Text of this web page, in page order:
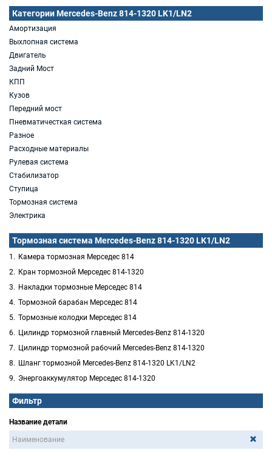
Категории Mercedes-Benz 814-1320 LK1/LN2
Амортизация
Выхлопная система
Двигатель
Задний Мост
КПП
Кузов
Передний мост
Пневматичесткая система
Разное
Расходные материалы
Рулевая система
Стабилизатор
Ступица
Тормозная система
Электрика
Тормозная система Mercedes-Benz 814-1320 LK1/LN2
Камера тормозная Мерседес 814
Кран тормозной Мерседес 814-1320
Накладки тормозные Мерседес 814
Тормозной барабан Мерседес 814
Тормозные колодки Мерседес 814
Цилиндр тормозной главный Mercedes-Benz 814-1320
Цилиндр тормозной рабочий Mercedes-Benz 814-1320
Шланг тормозной Mercedes-Benz 814-1320 LK1/LN2
Энергоаккумулятор Мерседес 814-1320
Фильтр
Название детали